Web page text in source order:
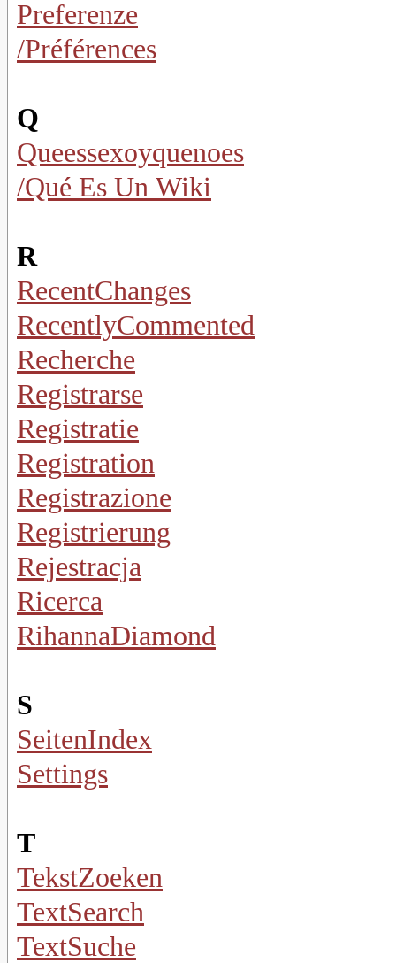
Preferenze
/Préférences
Q
Queessexoyquenoes
/Qué Es Un Wiki
R
RecentChanges
RecentlyCommented
Recherche
Registrarse
Registratie
Registration
Registrazione
Registrierung
Rejestracja
Ricerca
RihannaDiamond
S
SeitenIndex
Settings
T
TekstZoeken
TextSearch
TextSuche